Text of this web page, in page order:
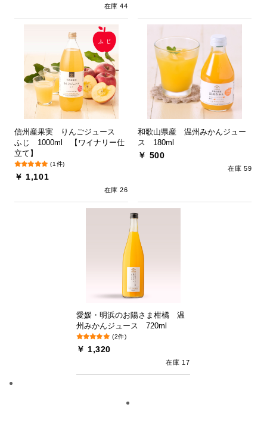
在庫 44
信州産果実 りんごジュース
ふじ 1000ml 【ワイナリー仕
立て】
(1件)
￥ 1,101
在庫 26
和歌山県産 温州みかんジュー
ス 180ml
￥ 500
在庫 59
愛媛・明浜のお陽さま柑橘 温
州みかんジュース 720ml
(2件)
￥ 1,320
在庫 17